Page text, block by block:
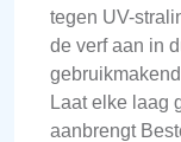
tegen UV-
de verf aan in
Laat elke laag
aanbrengt